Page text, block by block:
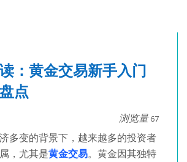
：黄金交易新手入门
点
浏览量67
多变的背景下，越来越多的投资者
，尤其是黄金交易。黄金因其独特